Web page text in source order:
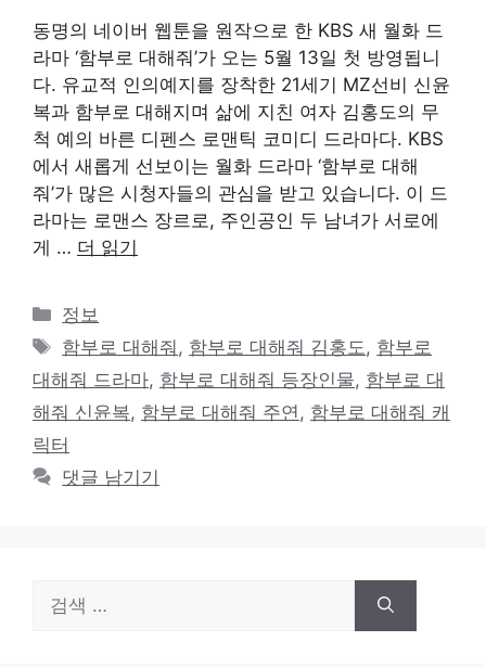
동명의 네이버 웹툰을 원작으로 한 KBS 새 월화 드
라마 ‘함부로 대해줘’가 오는 5월 13일 첫 방영됩니
다. 유교적 인의예지를 장착한 21세기 MZ선비 신윤
복과 함부로 대해지며 삶에 지친 여자 김홍도의 무
척 예의 바른 디펜스 로맨틱 코미디 드라마다. KBS
에서 새롭게 선보이는 월화 드라마 ‘함부로 대해
줘’가 많은 시청자들의 관심을 받고 있습니다. 이 드
라마는 로맨스 장르로, 주인공인 두 남녀가 서로에
게 … 더 읽기
카
테
고
리
정보
태
그
함부로 대해줘 , 함부로 대해줘 김홍도 , 함부로
대해줘 드라마, 함부로 대해줘 등장인물, 함부로 대
해줘 신윤복, 함부로 대해줘 주연 , 함부로 대해줘 캐
릭터
댓글 남기기
색: